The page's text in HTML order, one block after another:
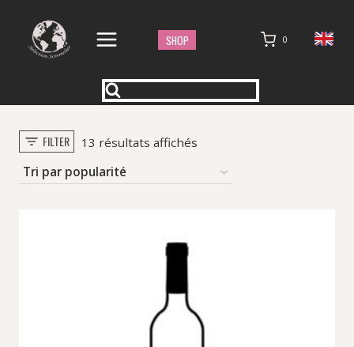
contenu
SHOP 0
FILTER 13 résultats affichésTrié
popularité